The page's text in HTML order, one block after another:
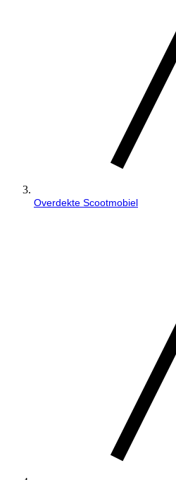
Overdekte Scootmobiel